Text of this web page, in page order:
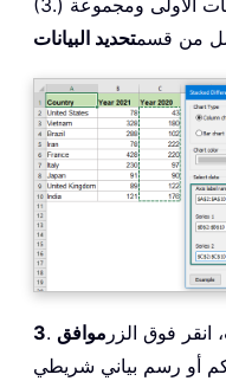
(3.) حدد تسمية المحور ومجموعة البيانات الأولى ومجموعة
من قسمتحديد البيانات
3 انقر فوق الزر
أو رسم بياني شريطي